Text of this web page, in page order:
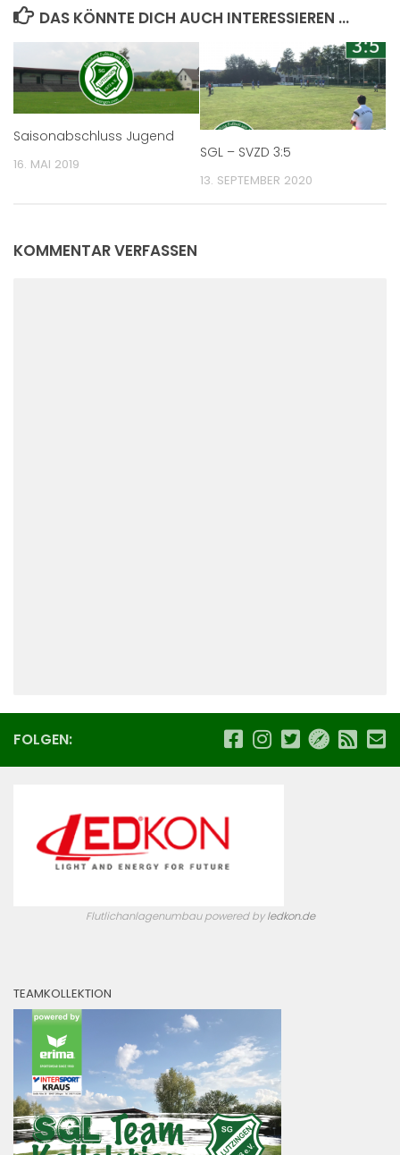
DAS KÖNNTE DICH AUCH INTERESSIEREN …
Saisonabschluss Jugend
16. MAI 2019
SGL – SVZD 3:5
13. SEPTEMBER 2020
KOMMENTAR VERFASSEN
FOLGEN:
Flutlichanlagenumbau powered byledkon.de
TEAMKOLLEKTION